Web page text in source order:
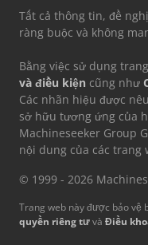
Tất cả thông tin, đề
ràng buộc và không
Bằng việc sử dụng
và điều kiện cũng như
Các nhãn hiệu được
sở hữu tương ứng của
Machineseeker Group
nội dung của các trang
© 1999 - 2026
Trang web này được bảo vệ
quyền riêng tưvà Điều